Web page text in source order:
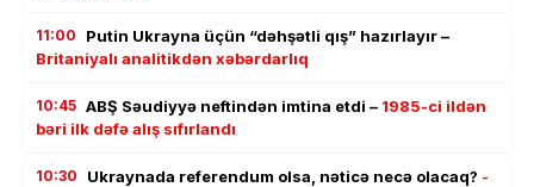
11:00
Putin Ukrayna üçün “dəhşətli qış” hazırlayır –
Britaniyalı analitikdən xəbərdarlıq
10:45 ABŞ Səudiyyə neftindən imtina etdi – 1985-ci ildən
bəri ilk dəfə alış sıfırlandı
10:30 Ukraynada referendum olsa, nəticə necə olacaq? -